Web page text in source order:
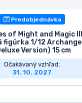
Predobjednávka
of Might and Magic III
figúrka 1/12 Archangel
Version) 15 cm
Očakávaný vzhľad:
31. 10. 2027